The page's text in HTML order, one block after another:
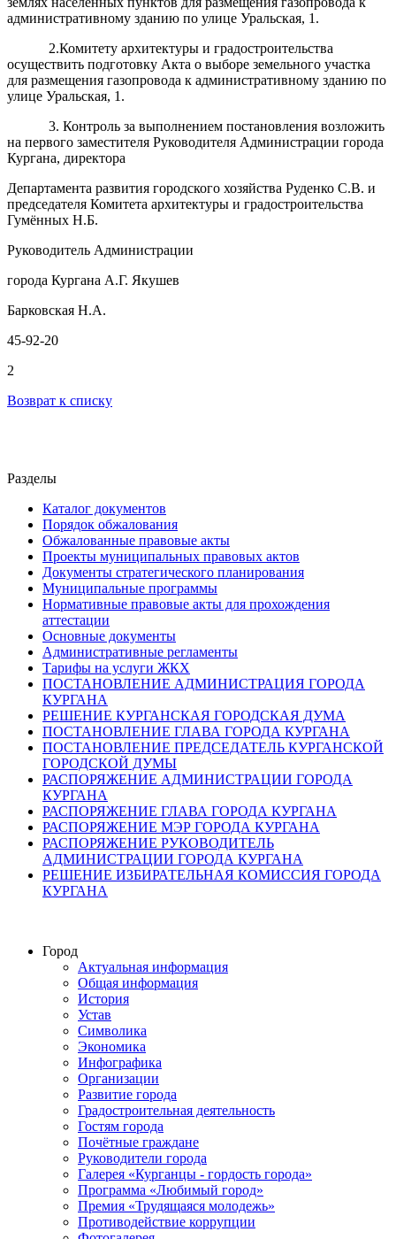
административному зданию по улице Уральская, 1.
2.Комитету архитектуры и градостроительства
осуществить подготовку Акта о выборе земельного участка
для размещения газопровода к административному зданию по
улице Уральская, 1.
3. Контроль за выполнением постановления возложить
на первого заместителя Руководителя Администрации города
Кургана, директора
Департамента развития городского хозяйства Руденко С.В. и
председателя Комитета архитектуры и градостроительства
Гумённых Н.Б.
Руководитель Администрации
города Кургана А.Г. Якушев
Барковская Н.А.
45-92-20
2
Возврат к списку
Разделы
Каталог документов
Порядок обжалования
Обжалованные правовые акты
Проекты муниципальных правовых актов
Документы стратегического планирования
Муниципальные программы
Нормативные правовые акты для прохождения
аттестации
Основные документы
Административные регламенты
Тарифы на услуги ЖКХ
ПОСТАНОВЛЕНИЕ АДМИНИСТРАЦИЯ ГОРОДА
КУРГАНА
РЕШЕНИЕ КУРГАНСКАЯ ГОРОДСКАЯ ДУМА
ПОСТАНОВЛЕНИЕ ГЛАВА ГОРОДА КУРГАНА
ПОСТАНОВЛЕНИЕ ПРЕДСЕДАТЕЛЬ КУРГАНСКОЙ
ГОРОДСКОЙ ДУМЫ
РАСПОРЯЖЕНИЕ АДМИНИСТРАЦИИ ГОРОДА
КУРГАНА
РАСПОРЯЖЕНИЕ ГЛАВА ГОРОДА КУРГАНА
РАСПОРЯЖЕНИЕ МЭР ГОРОДА КУРГАНА
РАСПОРЯЖЕНИЕ РУКОВОДИТЕЛЬ
АДМИНИСТРАЦИИ ГОРОДА КУРГАНА
РЕШЕНИЕ ИЗБИРАТЕЛЬНАЯ КОМИССИЯ ГОРОДА
КУРГАНА
Город
Актуальная информация
Общая информация
История
Устав
Символика
Экономика
Инфографика
Организации
Развитие города
Градостроительная деятельность
Гостям города
Почётные граждане
Руководители города
Галерея «Курганцы - гордость города»
Программа «Любимый город»
Премия «Трудящаяся молодежь»
Противодействие коррупции